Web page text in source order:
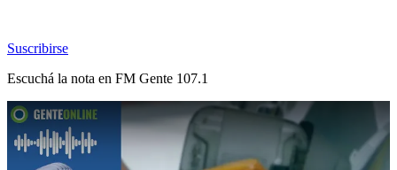
Suscribirse
Escuchá la nota en FM Gente 107.1